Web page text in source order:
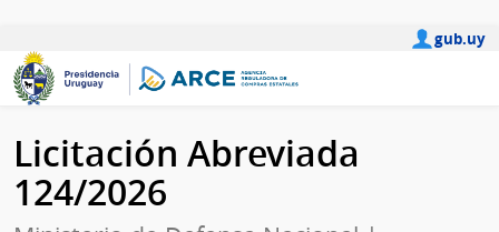
gub.uy
Licitación Abreviada
124/2026